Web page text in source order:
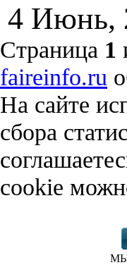
4 Июнь,
Страница 1
faireinfo.ru
На сайте
сбора
cookie